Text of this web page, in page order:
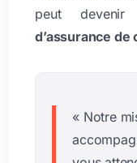
peut
d’assurance de
« Notre